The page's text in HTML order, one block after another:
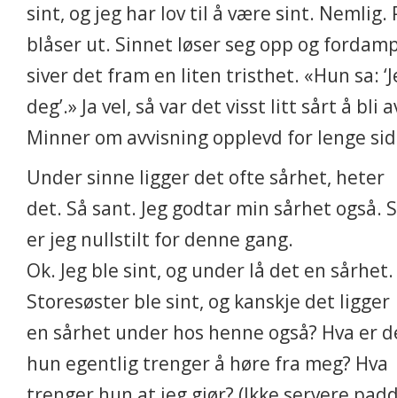
sint, og jeg har lov til å være sint. Nemlig.
blåser ut. Sinnet løser seg opp og
siver det fram en liten tristhet. «Hun sa:
deg’.» Ja vel, så var det visst litt sårt å bli
Minner om avvisning opplevd for lenge
Under sinne ligger det ofte sårhet, heter
det. Så sant. Jeg godtar min sårhet også.
er jeg nullstilt for denne gang.
Ok. Jeg ble sint, og under lå det en sårhet.
Storesøster ble sint, og kanskje det ligger
en sårhet under hos henne også? Hva er
hun egentlig trenger å høre fra meg? Hva